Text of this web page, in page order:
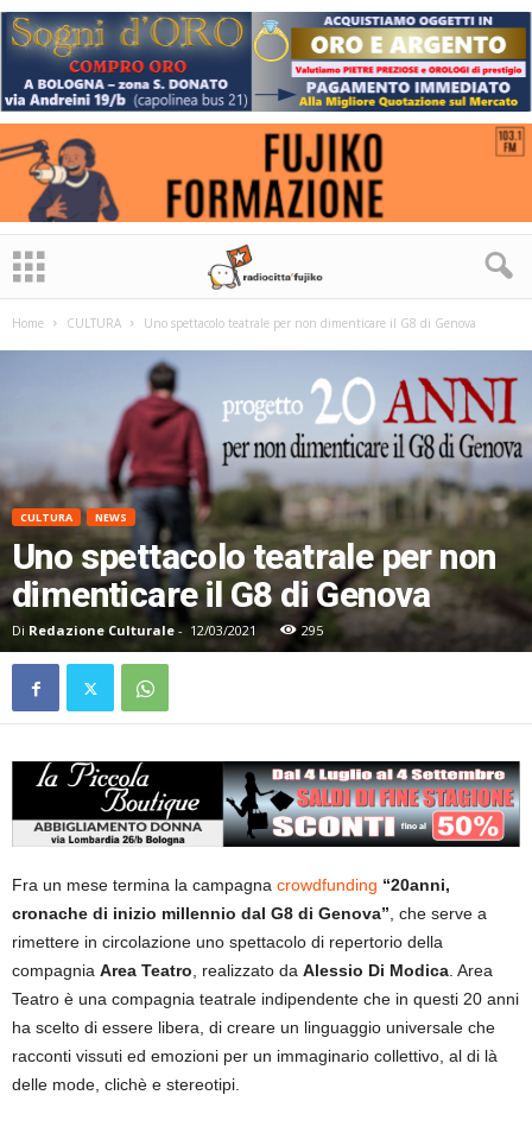
Home CULTURA Uno spettacolo teatrale per non dimenticare il G8 di Genova
CULTURA NEWS
Uno spettacolo teatrale per non
dimenticare il G8 di Genova
Di Redazione Culturale - 12/03/2021 295
Fra un mese termina la campagna crowdfunding “20anni,
cronache di inizio millennio dal G8 di Genova”, che serve a
rimettere in circolazione uno spettacolo di repertorio della
compagnia Area Teatro, realizzato da Alessio Di Modica. Area
Teatro è una compagnia teatrale indipendente che in questi 20 anni
ha scelto di essere libera, di creare un linguaggio universale che
racconti vissuti ed emozioni per un immaginario collettivo, al di là
delle mode, clichè e stereotipi.